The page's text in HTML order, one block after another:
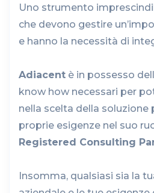
Uno strumento
che devono gestire
e hanno la necessità di
Adiacent è in possesso
know how necessari per
nella scelta della soluzione
proprie esigenze nel suo
Registered Consulting
Insomma, qualsiasi sia la